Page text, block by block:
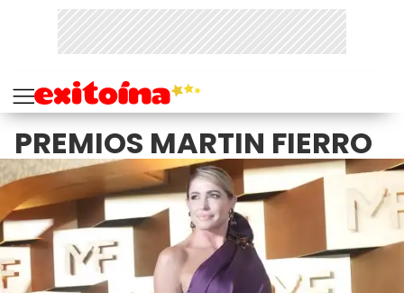
PREMIOS MARTIN FIERRO